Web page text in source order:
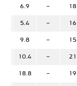
18
-
6.9
16
-
5.4
15
-
9.8
21
-
10.4
19
-
18.8